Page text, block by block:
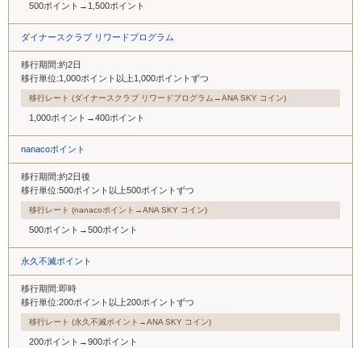
500ポイント→1,500ポイント
ダイナースクラブ リワードプログラム
移行期間:約2日
移行単位:1,000ポイント以上1,000ポイントずつ
移行レート (ダイナースクラブ リワードプログラム→ANA SKY コイン)
1,000ポイント→400ポイント
nanacoポイント
移行期間:約2日後
移行単位:500ポイント以上500ポイントずつ
移行レート (nanacoポイント→ANA SKY コイン)
500ポイント→500ポイント
永久不滅ポイント
移行期間:即時
移行単位:200ポイント以上200ポイントずつ
移行レート (永久不滅ポイント→ANA SKY コイン)
200ポイント→900ポイント